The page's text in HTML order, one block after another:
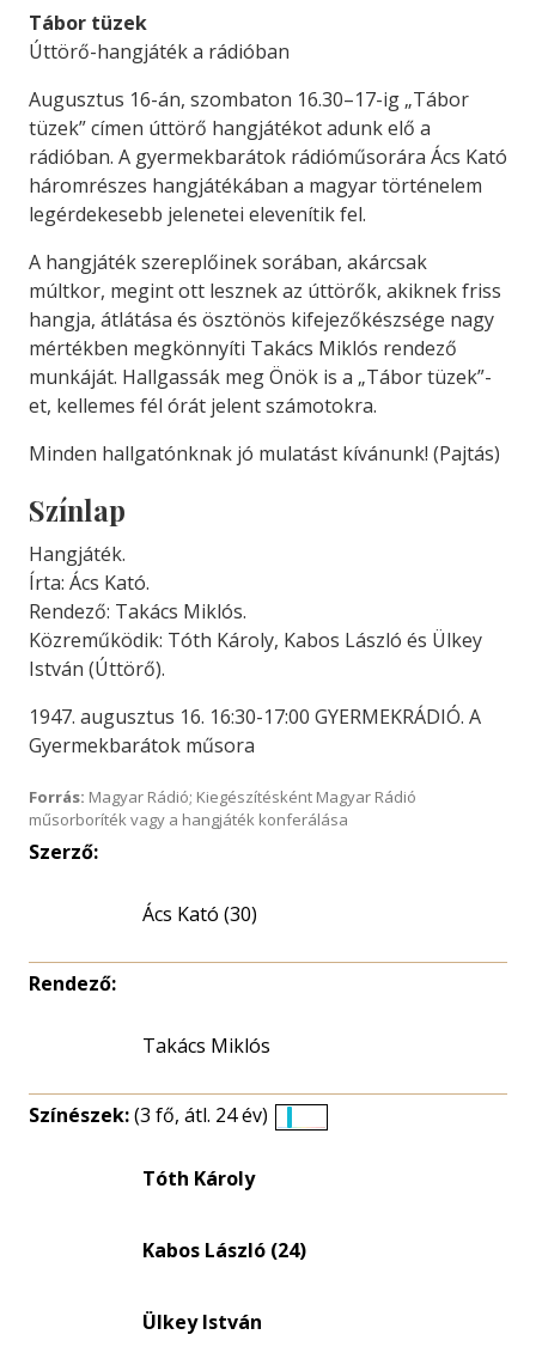
Tábor tüzek
Úttörő-hangjáték a rádióban
Augusztus 16-án, szombaton 16.30–17-ig „Tábor
tüzek” címen úttörő hangjátékot adunk elő a
rádióban. A gyermekbarátok rádióműsorára Ács Kató
háromrészes hangjátékában a magyar történelem
legérdekesebb jelenetei elevenítik fel.
A hangjáték szereplőinek sorában, akárcsak
múltkor, megint ott lesznek az úttörők, akiknek friss
hangja, átlátása és ösztönös kifejezőkészsége nagy
mértékben megkönnyíti Takács Miklós rendező
munkáját. Hallgassák meg Önök is a „Tábor tüzek”-
et, kellemes fél órát jelent számotokra.
Minden hallgatónknak jó mulatást kívánunk! (Pajtás)
Színlap
Hangjáték.
Írta: Ács Kató.
Rendező: Takács Miklós.
Közreműködik: Tóth Károly, Kabos László és Ülkey
István (Úttörő).
1947. augusztus 16. 16:30-17:00 GYERMEKRÁDIÓ. A
Gyermekbarátok műsora
Forrás: Magyar Rádió; Kiegészítésként Magyar Rádió
műsorboríték vagy a hangjáték konferálása
Szerző:
Ács Kató (30)
Rendező:
Takács Miklós
Színészek:(3 fő, átl. 24 év)
Tóth Károly
Kabos László (24)
Ülkey István